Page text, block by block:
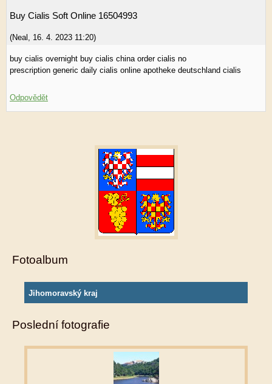
Buy Cialis Soft Online 16504993
(Neal , 16. 4. 2023 11:20)
buy cialis overnight buy cialis china order cialis no
prescription generic daily cialis online apotheke deutschland cialis
Odpovědět
Fotoalbum
Jihomoravský kraj
Poslední fotografie